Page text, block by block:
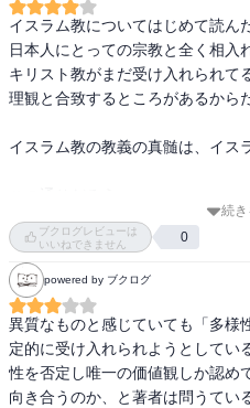
解し難いジハードという名の元に
の扱いについて解説していく。私
社会の書籍も多く読んできたが、
平和と女性を守る宗教」とは正面
（勿論その様な穏健派の存在も否
方などにも、このコーランの技術
のか、周りの目があるからつけて
よ全ての答えはコーランとハディ
性有利に付け加えてきたと捉えら
載しながらも、本当のことはムス
し、そうなれば二度と後戻りもで
世界に18億人を擁するイスラム教
数を超えるそうだ。イスラム教は
ム化を助長する施策）、女性を含
性の社会新出が盛んな先進社会は
イスラム教についてはじめて読ん
日本人にとっての宗教と全く相入
キリスト教がまだ受け入れられて
理観と合致するところがあるから
イスラム教の教義の真髄は、イス
それだけだは生きていけないと考
派に文句言えんのだな。
だからどうしようと書いてないと
続き
ブクログレビューは
いいねできません
0
powered by ブクログ
異質なものと感じていても「多様
定的に受け入れられようとしてい
性を否定し唯一の価値観しか認め
向き合うのか、と著者は問うてい